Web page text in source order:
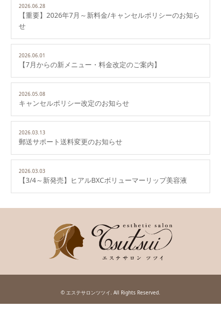
2026.06.28
【重要】2026年7月～新料金/キャンセルポリシーのお知ら
せ
2026.06.01
【7月からの新メニュー・料金改定のご案内】
2026.05.08
キャンセルポリシー改定のお知らせ
2026.03.13
郵送サポート送料変更のお知らせ
2026.03.03
【3/4～新発売】ヒアルBXCボリューマーリップ美容液
© エステサロンツツイ. All Rights Reserved.